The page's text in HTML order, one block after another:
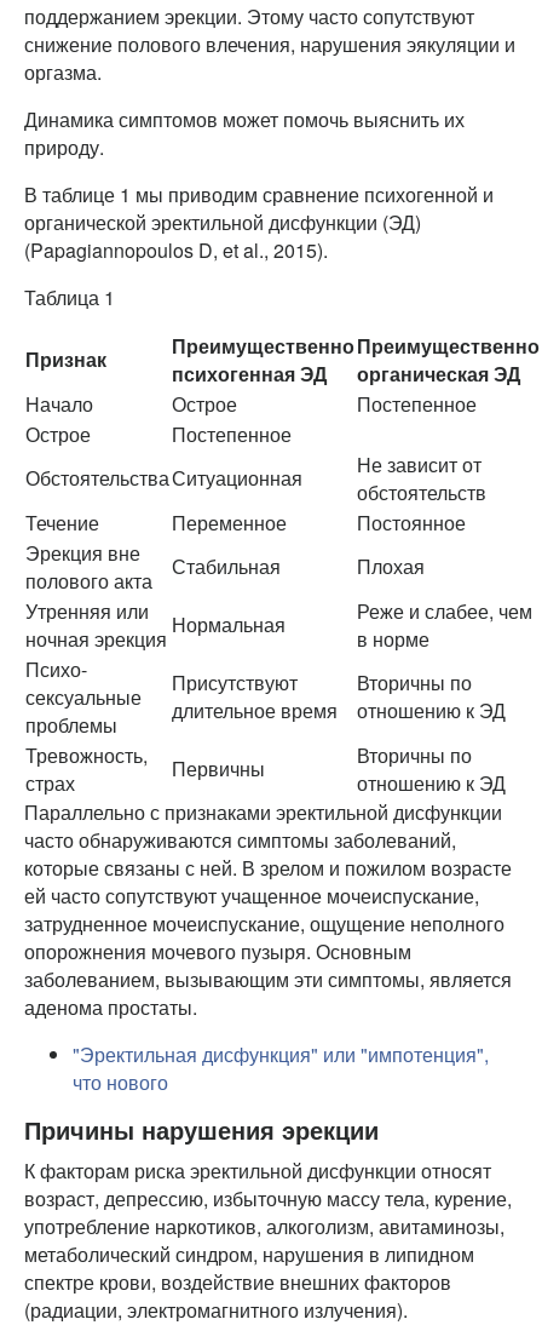
поддержанием эрекции. Этому часто сопутствуют
снижение полового влечения, нарушения эякуляции и
оргазма.
Динамика симптомов может помочь выяснить их
природу.
В таблице 1 мы приводим сравнение психогенной и
органической эректильной дисфункции (ЭД)
(Papagiannopoulos D, et al., 2015).
Таблица 1
Признак
Преимущественно
психогенная ЭД
Преимущественно
органическая ЭД
Начало
Острое
Постепенное
Острое
Постепенное
ОбстоятельстваСитуационная
Не зависит от
обстоятельств
Течение
Переменное
Постоянное
Эрекция вне
полового акта
Стабильная
Плохая
Утренняя или
ночная эрекция
Нормальная
Реже и слабее, чем
в норме
Психо-
сексуальные
проблемы
Присутствуют
длительное время
Вторичны по
отношению к ЭД
Тревожность,
страх
Первичны
Вторичны по
отношению к ЭД
Параллельно с признаками эректильной дисфункции
часто обнаруживаются симптомы заболеваний,
которые связаны с ней. В зрелом и пожилом возрасте
ей часто сопутствуют учащенное мочеиспускание,
затрудненное мочеиспускание, ощущение неполного
опорожнения мочевого пузыря. Основным
заболеванием, вызывающим эти симптомы, является
аденома простаты.
"Эректильная дисфункция" или "импотенция",
что нового
Причины нарушения эрекции
К факторам риска эректильной дисфункции относят
возраст, депрессию, избыточную массу тела, курение,
употребление наркотиков, алкоголизм, авитаминозы,
метаболический синдром, нарушения в липидном
спектре крови, воздействие внешних факторов
(радиации, электромагнитного излучения).